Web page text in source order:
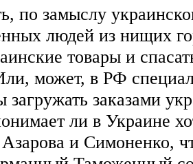
по замыслу
людей из нищих
товары и
может, в РФ
загружать заказами
ли в Украине
и Симоненко,